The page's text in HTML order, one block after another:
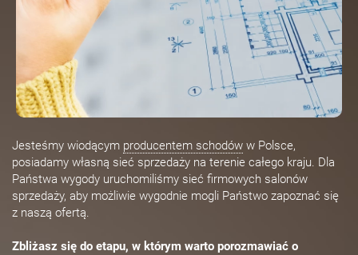
Jesteśmy wiodącym producentem schodów w Polsce,
posiadamy własną sieć sprzedaży na terenie całego kraju. Dla
Państwa wygody uruchomiliśmy sieć firmowych salonów
sprzedaży, aby możliwie wygodnie mogli Państwo zapoznać się
z naszą ofertą.
Zbliżasz się do etapu, w którym warto porozmawiać o